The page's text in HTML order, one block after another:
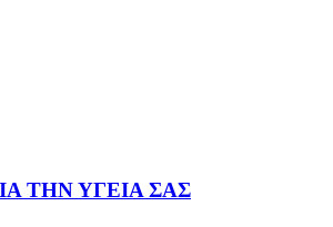
ΤΗΝ ΥΓΕΙΑ ΣΑΣ